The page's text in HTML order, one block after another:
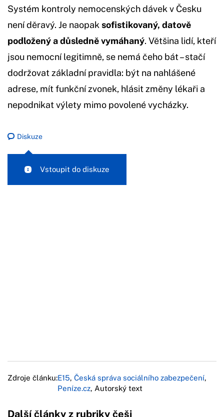
Systém kontroly nemocenských dávek v Česku
není děravý. Je naopaksofistikovaný, datově
podložený a důsledně vymáhaný. Většina lidí, kteří
jsou nemocní legitimně, se nemá čeho bát – stačí
dodržovat základní pravidla: být na nahlášené
adrese, mít funkční zvonek, hlásit změny lékaři a
nepodnikat výlety mimo povolené vycházky.
Diskuze
Vstoupit do diskuze
Zdroje článku:E15, Česká správa sociálního zabezpečení,
Peníze.cz, Autorský text
Další články z rubriky češi